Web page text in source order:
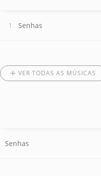
Senhas
VER TODAS AS MÚSICAS
Senhas